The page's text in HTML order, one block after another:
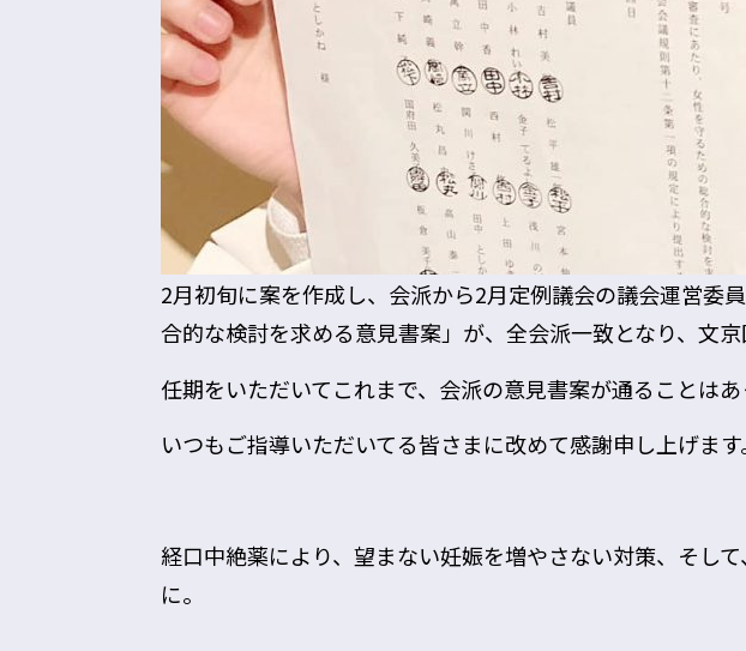
2月初旬に案を作成し、会派から2月定例議会の議会運営委
合的な検討を求める意見書案」が、全会派一致となり、文
任期をいただいてこれまで、会派の意見書案が通ることは
いつもご指導いただいてる皆さまに改めて感謝申し上げます
経口中絶薬により、望まない妊娠を増やさない対策、そし
に。